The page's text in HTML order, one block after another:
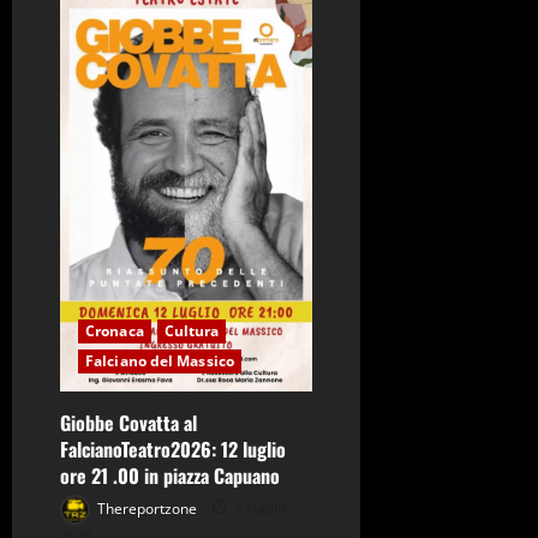
tavola,
un
pezzo
di
marciapiede:
la
storia
di
Beyagem
Cronaca
Cultura
Falciano del Massico
Giobbe Covatta al
FalcianoTeatro2026: 12 luglio
ore 21 .00 in piazza Capuano
Thereportzone